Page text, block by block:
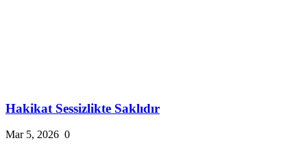
Hakikat Sessizlikte Saklıdır
Mar 5, 2026 0